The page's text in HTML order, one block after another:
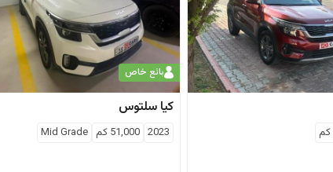
كم
بائع خاص
كيا سلتوس
2023
51,000 كم Mid Grade